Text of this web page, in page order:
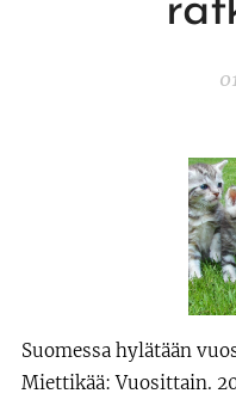
Suomessa hylätään
Miettikää: Vuosittain.